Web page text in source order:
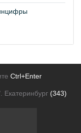
Ctrl+Enter
(343)